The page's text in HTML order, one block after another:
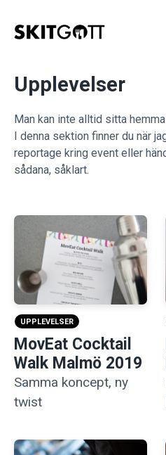
Upplevelser
Man kan inte alltid sitta
I denna sektion finner du när
reportage kring event eller
sådana, såklart.
UPPLEVELSER
MovEat Cocktail
Walk Malmö 2019
Samma koncept, ny
twist